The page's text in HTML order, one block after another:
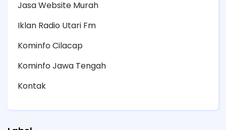
Jasa Website Murah
Iklan Radio Utari Fm
Kominfo Cilacap
Kominfo Jawa Tengah
Kontak